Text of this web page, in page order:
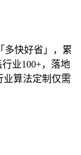
多快好省」，累
业100+，落地
业算法定制仅需